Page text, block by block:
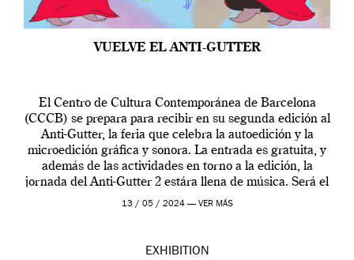
VUELVE EL ANTI-GUTTER
El Centro de Cultura Contemporánea de Barcelona
(CCCB) se prepara para recibir en su segunda edición al
Anti-Gutter, la feria que celebra la autoedición y la
microedición gráfica y sonora. La entrada es gratuita, y
además de las actividades en torno a la edición, la
jornada del Anti-Gutter 2 estára llena de música. Será el
[…]
13 / 05 / 2024 — VER MÁS
EXHIBITION